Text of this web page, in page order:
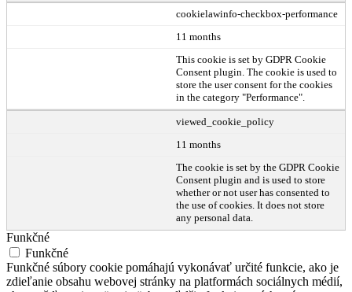
cookielawinfo-checkbox-performance
11 months
This cookie is set by GDPR Cookie
Consent plugin. The cookie is used to
store the user consent for the cookies
in the category "Performance".
viewed_cookie_policy
11 months
The cookie is set by the GDPR Cookie
Consent plugin and is used to store
whether or not user has consented to
the use of cookies. It does not store
any personal data.
Funkčné
Funkčné
Funkčné súbory cookie pomáhajú vykonávať určité funkcie, ako je
zdieľanie obsahu webovej stránky na platformách sociálnych médií,